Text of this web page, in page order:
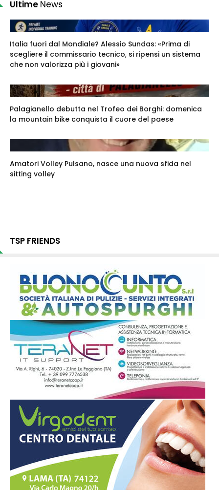
Ultime News
Italia fuori dal Mondiale? Alessio Sundas: «Prima di
scegliere il commissario tecnico, si ripensi un sistema
che non valorizza più i giovani»
Palagianello debutta nel Trofeo dei Borghi: domenica
la mountain bike conquista il cuore del paese
Amatori Volley Pulsano, nasce una nuova sfida nel
sitting volley
TSP FRIENDS